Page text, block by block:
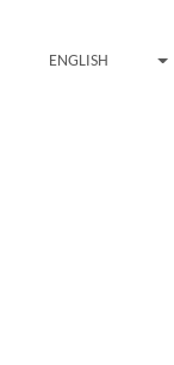
ENGLISH